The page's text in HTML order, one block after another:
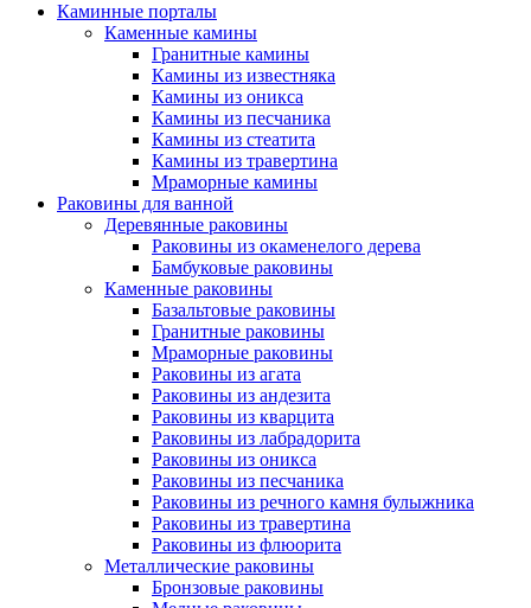
Каминные порталы
Каменные камины
Гранитные камины
Камины из известняка
Камины из оникса
Камины из песчаника
Камины из стеатита
Камины из травертина
Мраморные камины
Раковины для ванной
Деревянные раковины
Раковины из окаменелого дерева
Бамбуковые раковины
Каменные раковины
Базальтовые раковины
Гранитные раковины
Мраморные раковины
Раковины из агата
Раковины из андезита
Раковины из кварцита
Раковины из лабрадорита
Раковины из оникса
Раковины из песчаника
Раковины из речного камня булыжника
Раковины из травертина
Раковины из флюорита
Металлические раковины
Бронзовые раковины